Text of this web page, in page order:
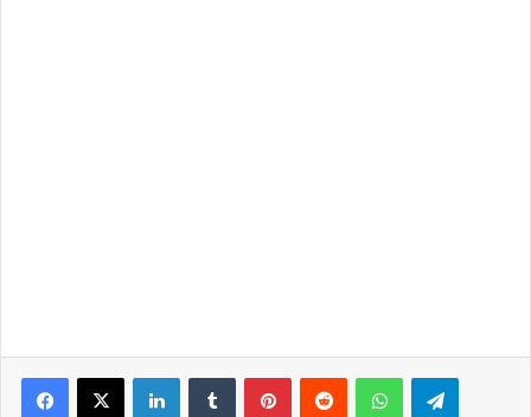
LinkedInTumblrPinterestReddit WhatsApp